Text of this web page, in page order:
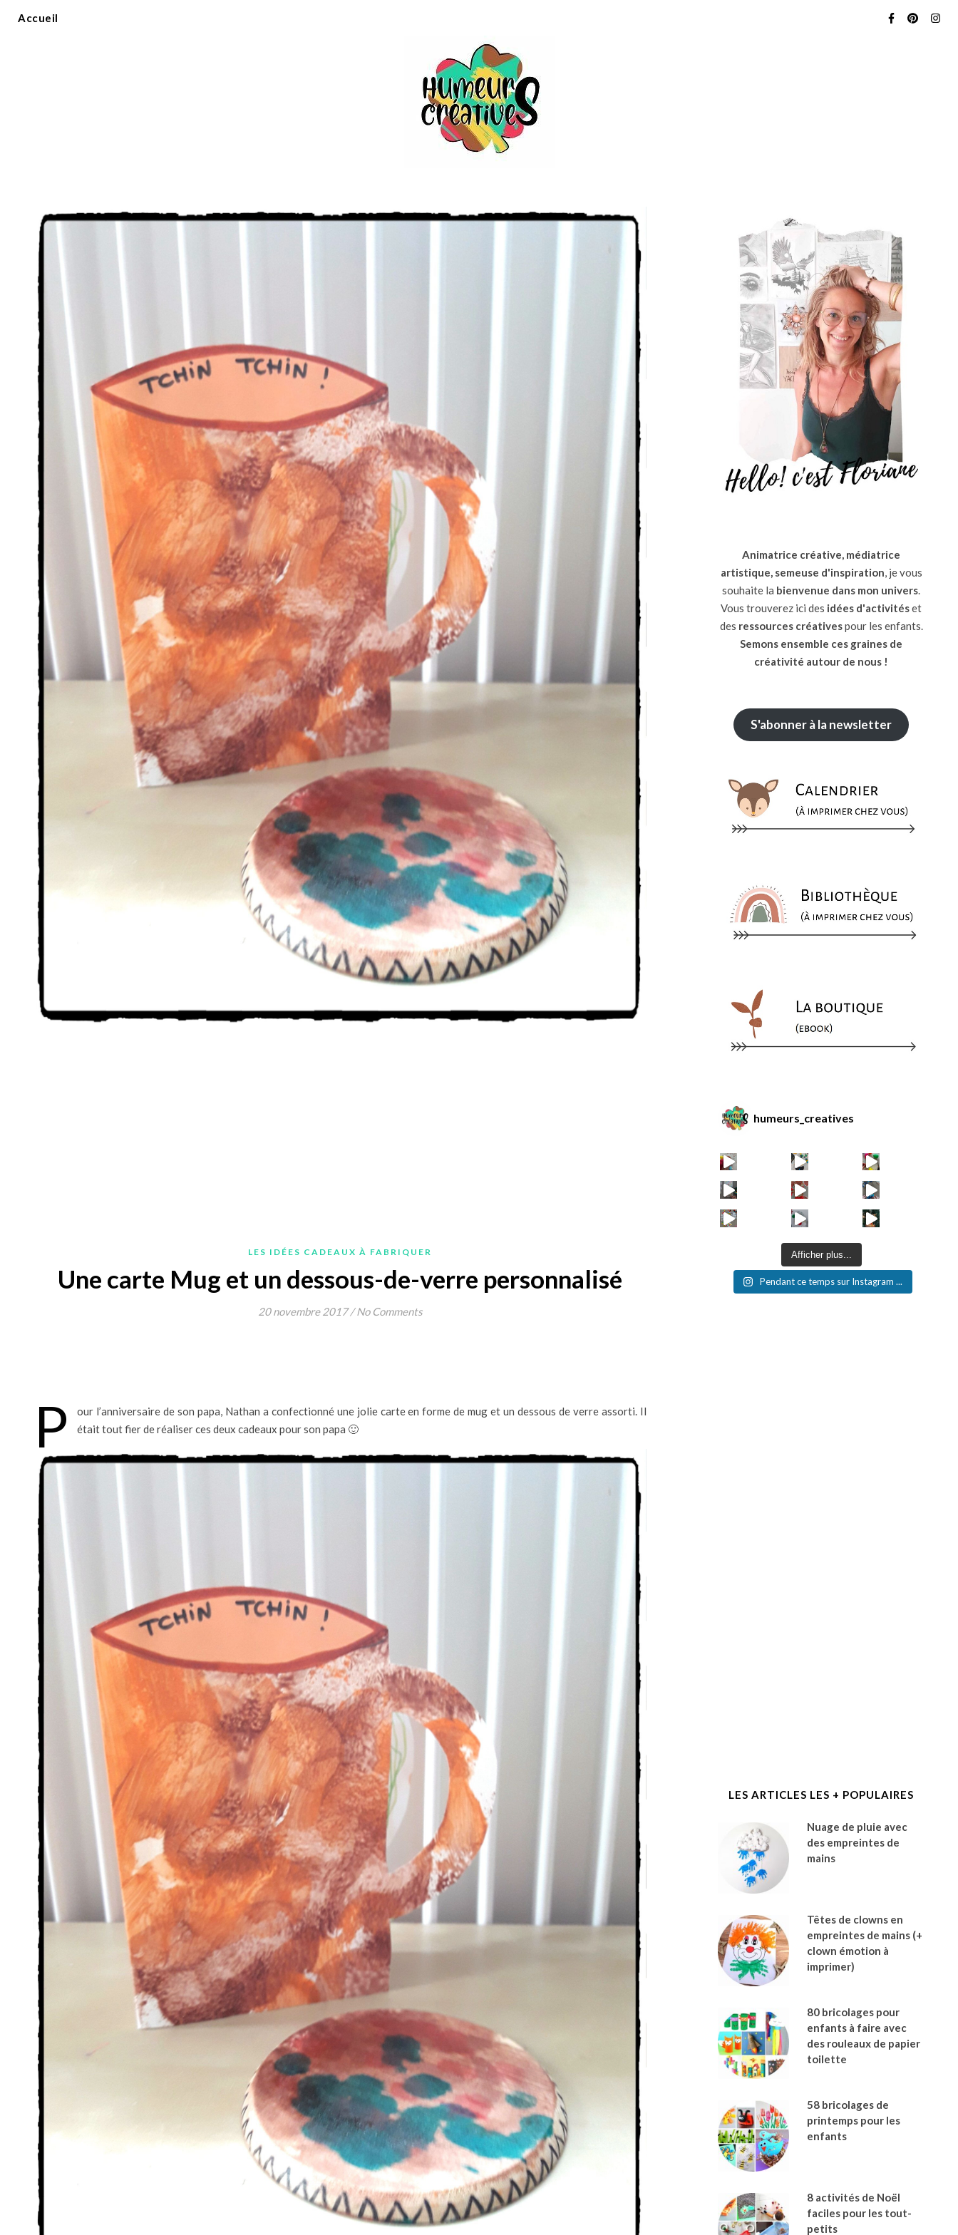
Accueil
LES IDÉES CADEAUX À FABRIQUER
Une carte Mug et un dessous-de-verre personnalisé
20 novembre 2017 / No Comments
P
our l’anniversaire de son papa, Nathan a confectionné une jolie carte en forme de mug et un dessous de verre assorti. Il
était tout fier de réaliser ces deux cadeaux pour son papa 🙂
Animatrice créative, médiatrice
artistique, semeuse d'inspiration, je vous
souhaite la bienvenue dans mon univers.
Vous trouverez ici des idées d'activitéset
des ressources créativespour les enfants.
Semons ensemble ces graines de
créativité autour de nous !
S'abonner à la newsletter
humeurs_creatives
Afficher plus...
Pendant ce temps sur Instagram ...
LES ARTICLES LES + POPULAIRES
Nuage de pluie avec
des empreintes de
mains
Têtes de clowns en
empreintes de mains (+
clown émotion à
imprimer)
80 bricolages pour
enfants à faire avec
des rouleaux de papier
toilette
58 bricolages de
printemps pour les
enfants
8 activités de Noël
faciles pour les tout-
petits